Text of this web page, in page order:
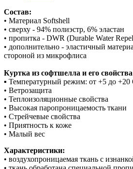
Состав:
• Материал Softshell
• сверху - 94% полиэстр, 6% эластан
• пропитка - DWR (Durable Water
• дополнительно - эластичный
стороной из микрофлиса
Куртка из софтшелла и его
▪ Температурный режим: от +5 до +20
• Ветрозащита
• Теплоизоляционные свойства
• Высокая паропроницаемость ткани
• Стрейчевые свойства
• Приятность к коже
• Малый вес
Характеристики:
• воздухопроницаемая ткань с